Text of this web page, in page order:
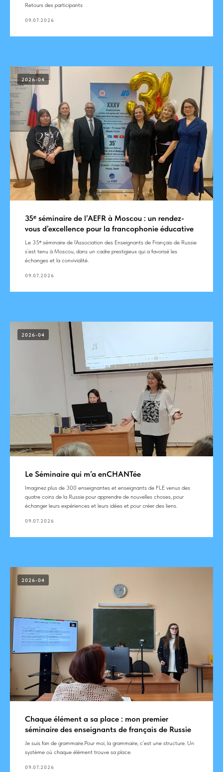
Retours des participants
09.07.2026
2026-04
35ᵉ séminaire de l’AEFR à Moscou : un rendez-
vous d’excellence pour la francophonie éducative
Le 35ᵉ séminaire de l’Association des Enseignants de Français de Russie
s’est tenu à Moscou, dans un cadre prestigieux qui a favorisé les
échanges et la convivialité.
09.07.2026
2026-04
Le Séminaire qui m’a enCHANTée
Imaginez plus de 300 enseignantes et enseignants de FLE venus des
quatre coins de la Russie pour apprendre de nouvelles choses, pour
échanger leurs expériences et leurs idées et pour créer des liens.
09.07.2026
2026-04
Chaque élément a sa place : mon premier
séminaire des enseignants de français de Russie
Je suis fan de grammaire.Pour moi, la grammaire, c’est une structure. Un
système où chaque élément trouve sa place.
09.07.2026